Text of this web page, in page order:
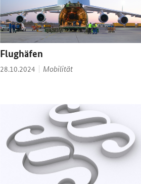
Flughäfen
Datum:
28.10.2024 Thema:
Mobilität